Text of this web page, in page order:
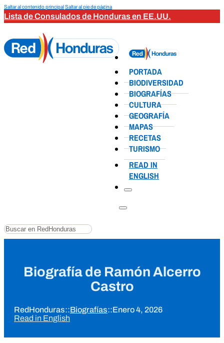
Saltar al contenido principalSaltar al pie de página
Lista de Consulados de Honduras en EE.UU.
PORTADA
BIODIVERSIDAD
BIOGRAFÍAS
CULTURA
GEOGRAFÍA
MAPAS
RECETAS
TURISMO
READ IN
ENGLISH
Buscar
Biografía de Ramón Alcerro
Castro
RedHonduras::Biografías::Enero 4, 2026
Read in English